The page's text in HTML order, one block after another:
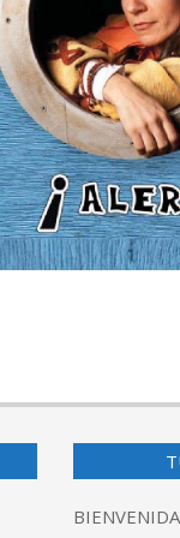
BIENVENIDA